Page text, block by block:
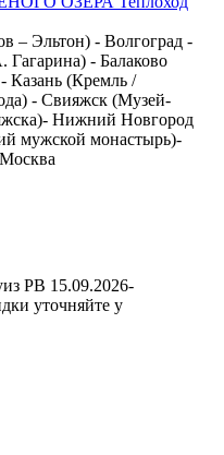
– Эльтон) - Волгоград -
- Балаково
Казань (Кремль /
- Свияжск (Музей-
Нижний Новгород
мужской монастырь)-
РВ 15.09.2026-
уточняйте у